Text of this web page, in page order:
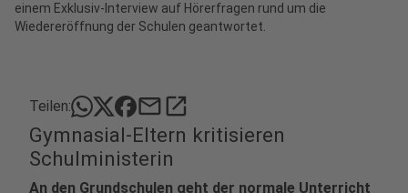
einem Exklusiv-Interview auf Hörerfragen rund um die
Wiedereröffnung der Schulen geantwortet.
Teilen: mailopen_in_new
Gymnasial-Eltern kritisieren
Schulministerin
An den Grundschulen geht der normale Unterricht